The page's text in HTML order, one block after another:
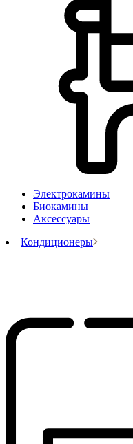
Электрокамины
Биокамины
Аксессуары
Кондиционеры